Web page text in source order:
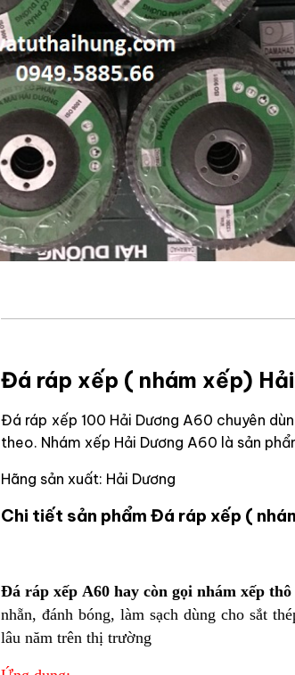
Đá ráp xếp ( nhám xếp)
Đá ráp xếp 100 Hải Dương A60 chuyên
theo. Nhám xếp Hải Dương A60 là sản
Hãng sản xuất: Hải Dương
Chi tiết sản phẩm Đá ráp xếp (
Đá ráp xếp A60 hay còn gọi nhám xếp
nhẵn, đánh bóng, làm sạch dùng cho sắt
lâu năm trên thị trường